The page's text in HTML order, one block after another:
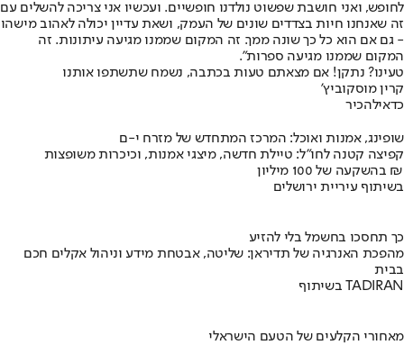
לחופש, ואני חושבת שפשוט נולדנו חופשיים. ועכשיו אני צריכה להשלים עם
זה שאנחנו חיות בצדדים שונים של העמק, ושאת עדיין יכולה לאהוב מישהו
- גם אם הוא כל כך שונה ממך. זה המקום שממנו מגיעה עיתונות. זה
המקום שממנו מגיעה ספרות".
טעינו? נתקן! אם מצאתם טעות בכתבה, נשמח שתשתפו אותנו
קרין מוסקוביץ'
כדאילהכיר
שופינג, אמנות ואוכל: המרכז המתחדש של מזרח י-ם
קפיצה קטנה לחו"ל: טיילת חדשה, מיצגי אמנות, וכיכרות משופצות
בהשקעה של 100 מיליון ₪
בשיתוף עיריית ירושלים
כך תחסכו בחשמל בלי להזיע
מהפכת האנרגיה של תדיראן: שליטה, אבטחת מידע וניהול אקלים חכם
בבית
בשיתוף TADIRAN
מאחורי הקלעים של הטעם הישראלי